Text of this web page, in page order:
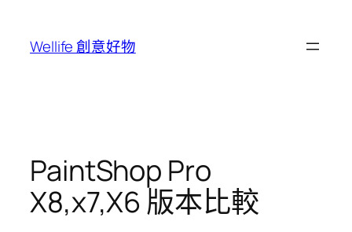
Wellife 創意好物
PaintShop Pro
X8,x7,X6 版本比較